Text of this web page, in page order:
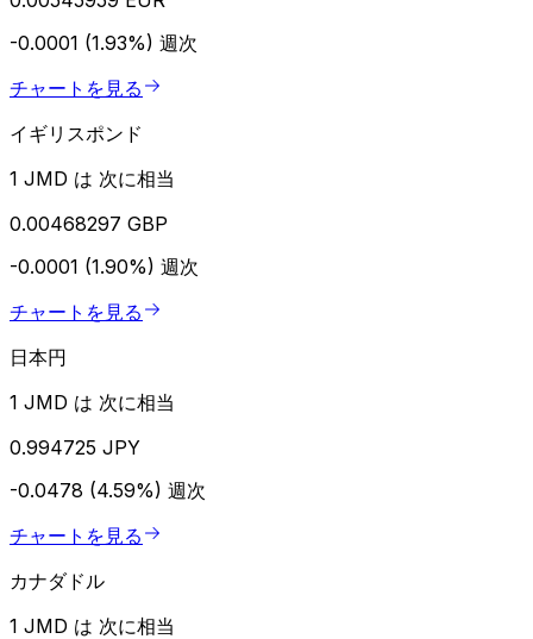
-0.0001 (1.93%) 週次
チャートを見る
イギリスポンド
1 JMD は 次に相当
0.00468297 GBP
-0.0001 (1.90%) 週次
チャートを見る
日本円
1 JMD は 次に相当
0.994725 JPY
-0.0478 (4.59%) 週次
チャートを見る
カナダドル
1 JMD は 次に相当